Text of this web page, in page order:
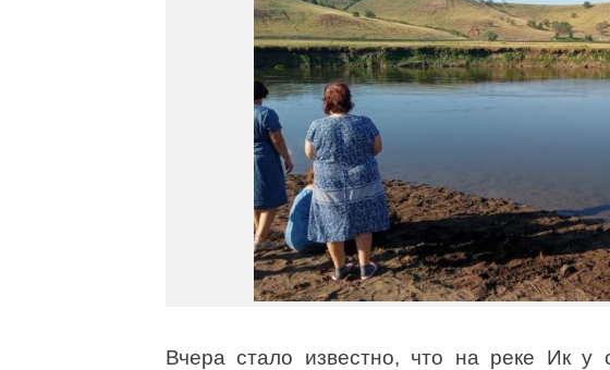
Вчера стало известно, что на реке Ик у